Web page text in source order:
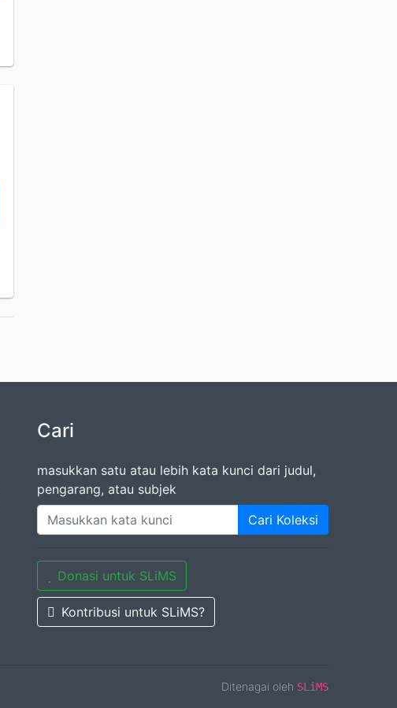
Cari
masukkan satu atau lebih kata kunci dari judul,
pengarang, atau subjek
Cari Koleksi
Donasi untuk SLiMS
Kontribusi untuk SLiMS?
Ditenagai oleh SLiMS